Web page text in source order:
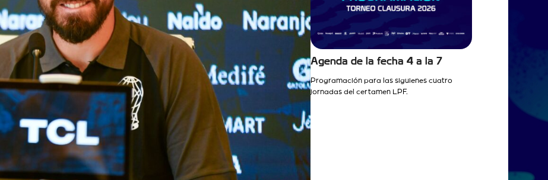
Agenda de la fecha 4 a la 7
Programación para las siguienes cuatro
jornadas del certamen LPF.